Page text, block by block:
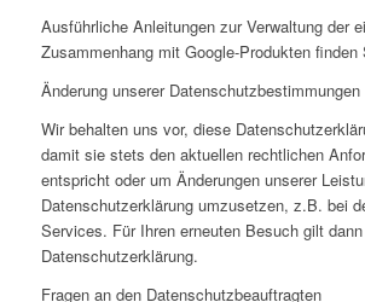
Ausführliche Anleitungen zur Verwaltung der
Zusammenhang mit Google-Produkten finden
Änderung unserer Datenschutzbestimmungen
Wir behalten uns vor, diese
damit sie stets den aktuellen rechtlichen
entspricht oder um Änderungen unserer
Datenschutzerklärung umzusetzen, z.B. bei
Services. Für Ihren erneuten Besuch gilt
Datenschutzerklärung.
Fragen an den Datenschutzbeauftragten